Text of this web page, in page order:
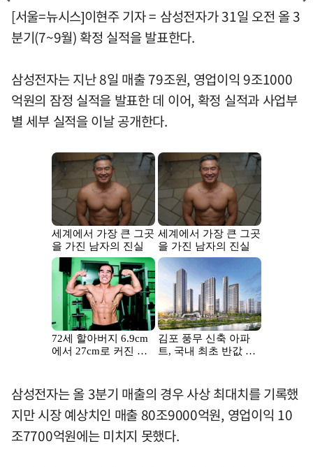
[서울=뉴시스]이현주 기자 = 삼성전자가 31일 오전 올 3
분기(7~9월) 확정 실적을 발표한다.
삼성전자는 지난 8일 매출 79조원, 영업이익 9조1000
억원의 잠정 실적을 발표한 데 이어, 확정 실적과 사업부
별 세부 실적을 이날 공개한다.
삼성전자는 올 3분기 매출의 경우 사상 최대치를 기록했
지만 시장 예상치인 매출 80조9000억원, 영업이익 10
조7700억원에는 미치지 못했다.